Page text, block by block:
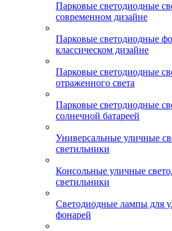
Парковые светодиодные
современном дизайне
Парковые светодиодные
классическом дизайне
Парковые светодиодные
отраженного света
Парковые светодиодные
солнечной батареей
Универсальные уличные
светильники
Консольные уличные
светильники
Светодиодные лампы для
фонарей